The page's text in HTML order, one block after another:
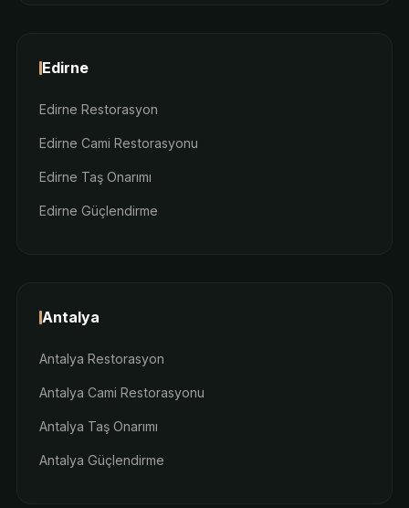
Edirne
Edirne Restorasyon
Edirne Cami Restorasyonu
Edirne Taş Onarımı
Edirne Güçlendirme
Antalya
Antalya Restorasyon
Antalya Cami Restorasyonu
Antalya Taş Onarımı
Antalya Güçlendirme